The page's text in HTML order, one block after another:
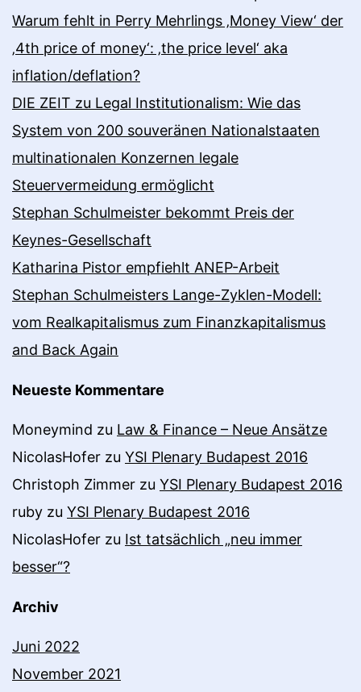
Warum fehlt in Perry Mehrlings ‚Money View‘ der
‚4th price of money‘: ‚the price level‘ aka
inflation/deflation?
DIE ZEIT zu Legal Institutionalism: Wie das
System von 200 souveränen Nationalstaaten
multinationalen Konzernen legale
Steuervermeidung ermöglicht
Stephan Schulmeister bekommt Preis der
Keynes-Gesellschaft
Katharina Pistor empfiehlt ANEP-Arbeit
Stephan Schulmeisters Lange-Zyklen-Modell:
vom Realkapitalismus zum Finanzkapitalismus
and Back Again
Neueste Kommentare
Moneymind zu Law & Finance – Neue Ansätze
NicolasHofer zu YSI Plenary Budapest 2016
Christoph Zimmer zu YSI Plenary Budapest 2016
ruby zu YSI Plenary Budapest 2016
NicolasHofer zu Ist tatsächlich „neu immer
besser“?
Archiv
Juni 2022
November 2021